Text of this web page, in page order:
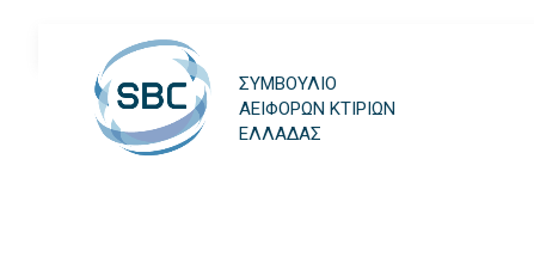
ΣΥΜΒΟΥΛΙΟ
ΑΕΙΦΟΡΩΝ ΚΤΙΡΙΩΝ
ΕΛΛΑΔΑΣ